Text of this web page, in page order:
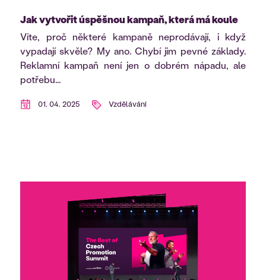
Jak vytvořit úspěšnou kampaň, která má koule
Víte, proč některé kampaně neprodávají, i když
vypadají skvěle? My ano. Chybí jim pevné základy.
Reklamní kampaň není jen o dobrém nápadu, ale
potřebu...
01. 04. 2025 Vzdělávání